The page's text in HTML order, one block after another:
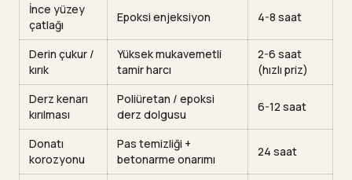
İnce yüzey
çatlağı
Epoksi enjeksiyon 4-8 saat
Derin çukur /
kırık
Yüksek mukavemetli
tamir harcı
2-6 saat
(hızlı priz)
Derz kenarı
kırılması
Poliüretan / epoksi
derz dolgusu
6-12 saat
Donatı
korozyonu
Pas temizliği +
betonarme onarımı
24 saat